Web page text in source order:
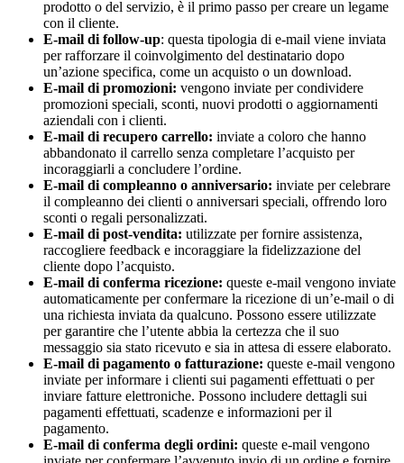
prodotto o del servizio, è il primo passo per creare un legame
con il cliente.
E-mail di follow-up: questa tipologia di e-mail viene inviata
per rafforzare il coinvolgimento del destinatario dopo
un’azione specifica, come un acquisto o un download.
E-mail di promozioni: vengono inviate per condividere
promozioni speciali, sconti, nuovi prodotti o aggiornamenti
aziendali con i clienti.
E-mail di recupero carrello: inviate a coloro che hanno
abbandonato il carrello senza completare l’acquisto per
incoraggiarli a concludere l’ordine.
E-mail di compleanno o anniversario: inviate per celebrare
il compleanno dei clienti o anniversari speciali, offrendo loro
sconti o regali personalizzati.
E-mail di post-vendita: utilizzate per fornire assistenza,
raccogliere feedback e incoraggiare la fidelizzazione del
cliente dopo l’acquisto.
E-mail di conferma ricezione: queste e-mail vengono inviate
automaticamente per confermare la ricezione di un’e-mail o di
una richiesta inviata da qualcuno. Possono essere utilizzate
per garantire che l’utente abbia la certezza che il suo
messaggio sia stato ricevuto e sia in attesa di essere elaborato.
E-mail di pagamento o fatturazione: queste e-mail vengono
inviate per informare i clienti sui pagamenti effettuati o per
inviare fatture elettroniche. Possono includere dettagli sui
pagamenti effettuati, scadenze e informazioni per il
pagamento.
E-mail di conferma degli ordini: queste e-mail vengono